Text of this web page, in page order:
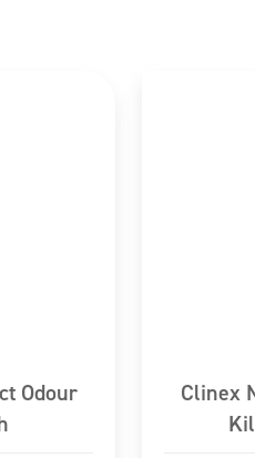
Odour
Clinex